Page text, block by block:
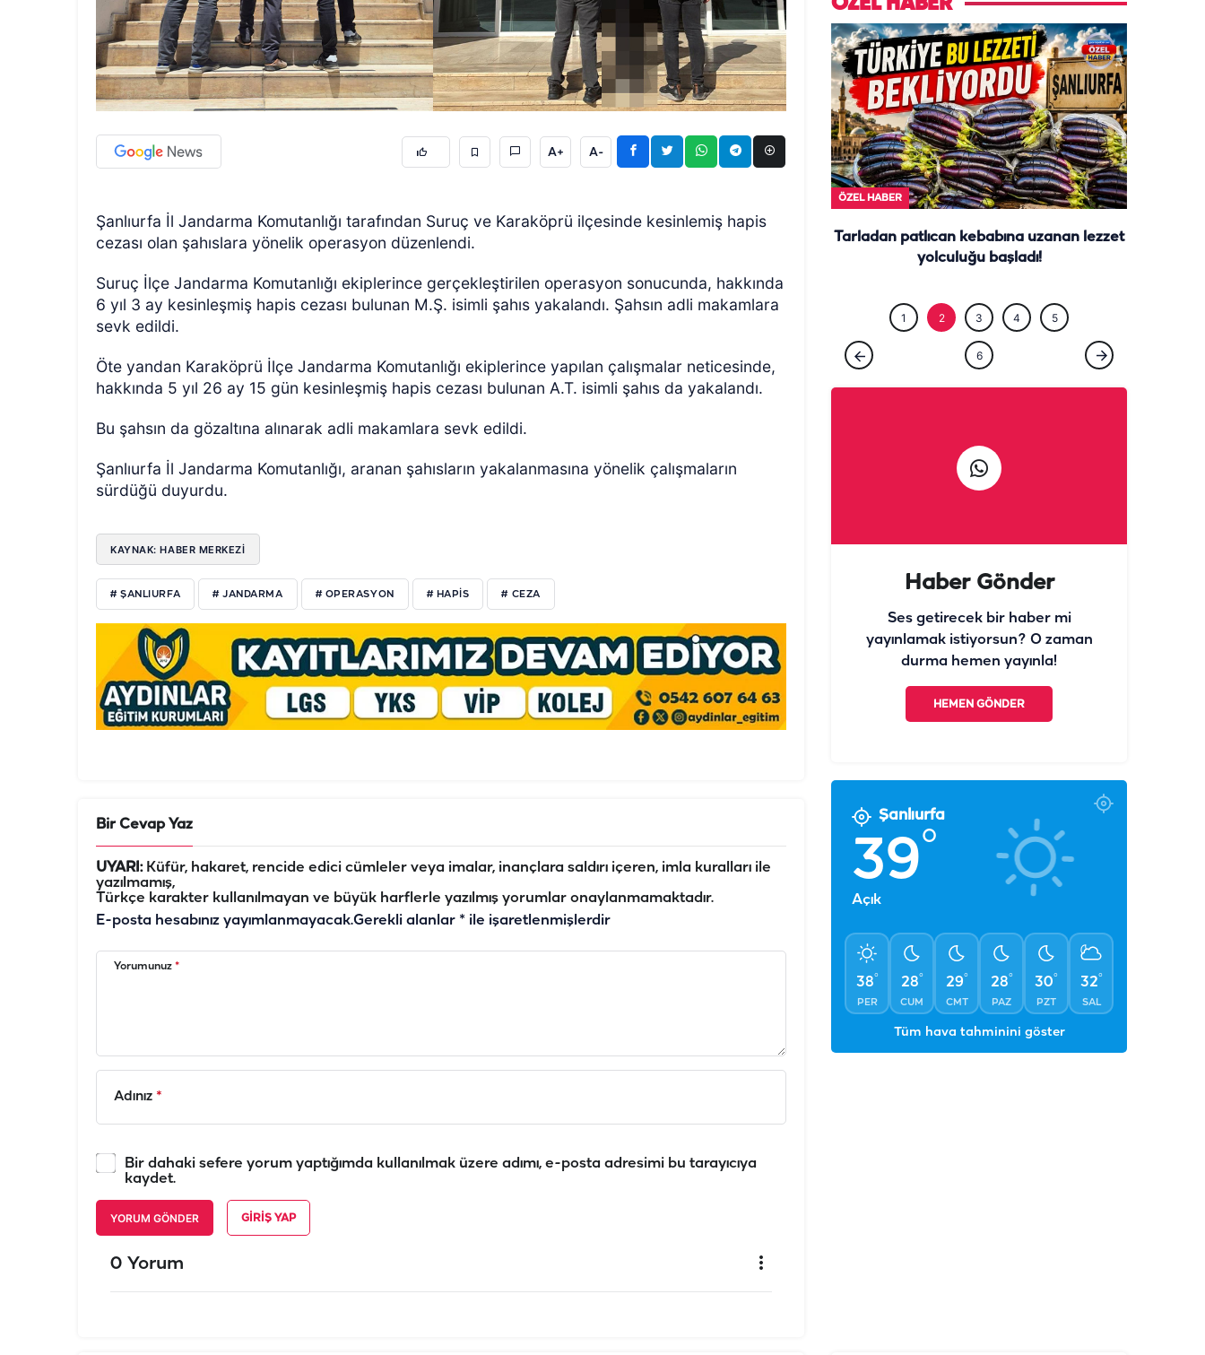
A+ A-
Şanlıurfa İl Jandarma Komutanlığı tarafından Suruç ve Karaköprü ilçesinde kesinlemiş hapis
cezası olan şahıslara yönelik operasyon düzenlendi.
Suruç İlçe Jandarma Komutanlığı ekiplerince gerçekleştirilen operasyon sonucunda, hakkında
6 yıl 3 ay kesinleşmiş hapis cezası bulunan M.Ş. isimli şahıs yakalandı. Şahsın adli makamlara
sevk edildi.
Öte yandan Karaköprü İlçe Jandarma Komutanlığı ekiplerince yapılan çalışmalar neticesinde,
hakkında 5 yıl 26 ay 15 gün kesinleşmiş hapis cezası bulunan A.T. isimli şahıs da yakalandı.
Bu şahsın da gözaltına alınarak adli makamlara sevk edildi.
Şanlıurfa İl Jandarma Komutanlığı, aranan şahısların yakalanmasına yönelik çalışmaların
sürdüğü duyurdu.
KAYNAK: HABER MERKEZİ
# ŞANLIURFA # JANDARMA # OPERASYON # HAPİS # CEZA
Bir Cevap Yaz
UYARI:Küfür, hakaret, rencide edici cümleler veya imalar, inançlara saldırı içeren, imla kuralları ile
yazılmamış,
Türkçe karakter kullanılmayan ve büyük harflerle yazılmış yorumlar onaylanmamaktadır.
E-posta hesabınız yayımlanmayacak.Gerekli alanlar * ile işaretlenmişlerdir
Yorumunuz *
Adınız *
Bir dahaki sefere yorum yaptığımda kullanılmak üzere adımı, e-posta adresimi bu tarayıcıya
kaydet.
YORUM GÖNDER GIRIŞ YAP
0 Yorum
ÖZEL HABER
Tarladan patlıcan kebabına uzanan lezzet
yolculuğu başladı!
1 2 3 4 5
6
Haber Gönder
Ses getirecek bir haber mi
yayınlamak istiyorsun? O zaman
durma hemen yayınla!
HEMEN GÖNDER
Şanlıurfa
39°
Açık
38°
PER
28°
CUM
29°
CMT
28°
PAZ
30°
PZT
32°
SAL
Tüm hava tahminini göster